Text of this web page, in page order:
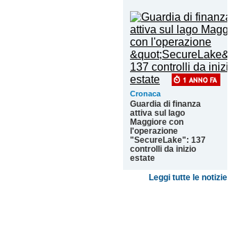
Cronaca
Guardia di finanza
attiva sul lago
Maggiore con
l'operazione
"SecureLake": 137
controlli da inizio
estate
Leggi tutte le notizie